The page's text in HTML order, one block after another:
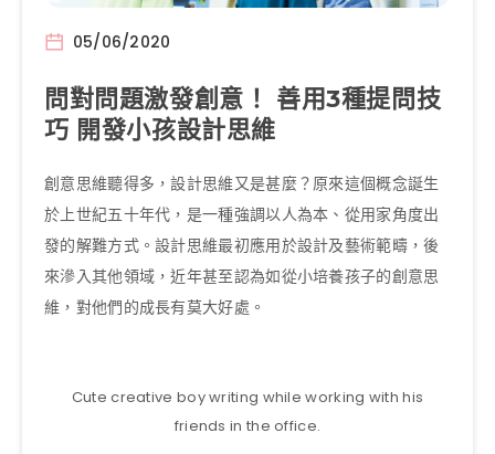
05/06/2020
問對問題激發創意！ 善用3種提問技
巧 開發小孩設計思維
創意思維聽得多，設計思維又是甚麼？原來這個概念誕生
於上世紀五十年代，是一種強調以人為本、從用家角度出
發的解難方式。設計思維最初應用於設計及藝術範疇，後
來滲入其他領域，近年甚至認為如從小培養孩子的創意思
維，對他們的成長有莫大好處。
Cute creative boy writing while working with his
friends in the office.